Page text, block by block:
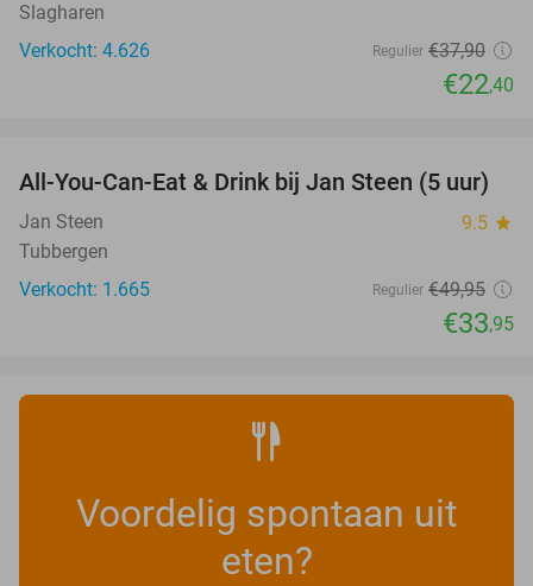
Slagharen
Verkocht: 4.626
Regulier €37,90
€22,40
32%
All-You-Can-Eat & Drink bij Jan Steen (5 uur)
Jan Steen 9.5 star
Tubbergen
Verkocht: 1.665
Regulier €49,95
€33,95
Voordelig spontaan uit
eten?